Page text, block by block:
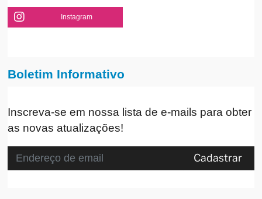
Instagram
Boletim Informativo
Inscreva-se em nossa lista de e-mails para obter
as novas atualizações!
Cadastrar